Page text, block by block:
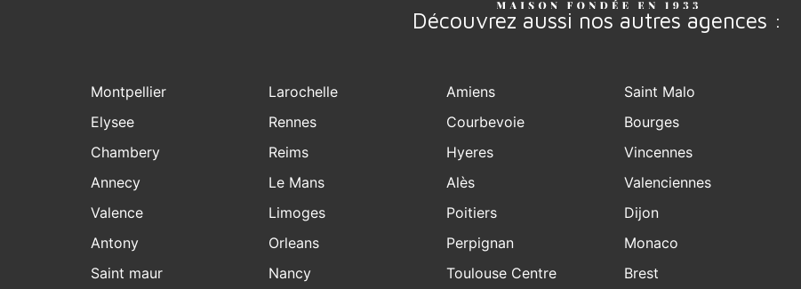
Découvrez aussi nos autres agences :
Montpellier
Elysee
Chambery
Annecy
Valence
Antony
Saint maur
Larochelle
Rennes
Reims
Le Mans
Limoges
Orleans
Nancy
Amiens
Courbevoie
Hyeres
Alès
Poitiers
Perpignan
Toulouse Centre
Saint Malo
Bourges
Vincennes
Valenciennes
Dijon
Monaco
Brest